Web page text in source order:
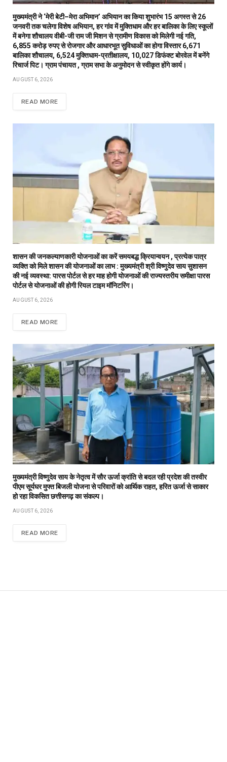
मुख्यमंत्री ने ‘मेरी बेटी–मेरा अभिमान’ अभियान का किया शुभारंभ 15 अगस्त से 26
जनवरी तक चलेगा विशेष अभियान, हर गांव में मुक्तिधाम और हर बालिका के लिए स्कूलों
में बनेगा शौचालय वीबी-जी राम जी मिशन से ग्रामीण विकास को मिलेगी नई गति,
6,855 करोड़ रुपए से रोजगार और आधारभूत सुविधाओं का होगा विस्तार 6,671
बालिका शौचालय, 6,524 मुक्तिधाम-प्रतीक्षालय, 10,027 डिफंक्ट बोरवेल में बनेंगे
रिचार्ज पिट। ग्राम पंचायत , ग्राम सभा के अनुमोदन से स्वीकृत होंगे कार्य।
AUGUST 6, 2026
READ MORE
शासन की जनकल्याणकारी योजनाओं का करें समयबद्ध क्रियान्वयन , प्रत्येक पात्र
व्यक्ति को मिले शासन की योजनाओं का लाभ : मुख्यमंत्री श्री विष्णुदेव साय सुशासन
की नई व्यवस्था: पारस पोर्टल से हर माह होगी योजनाओं की राज्यस्तरीय समीक्षा पारस
पोर्टल से योजनाओं की होगी रियल टाइम मॉनिटरिंग।
AUGUST 6, 2026
READ MORE
मुख्यमंत्री विष्णुदेव साय के नेतृत्व में सौर ऊर्जा क्रांति से बदल रही प्रदेश की तस्वीर
पीएम सूर्यघर मुफ्त बिजली योजना से परिवारों को आर्थिक राहत, हरित ऊर्जा से साकार
हो रहा विकसित छत्तीसगढ़ का संकल्प।
AUGUST 6, 2026
READ MORE